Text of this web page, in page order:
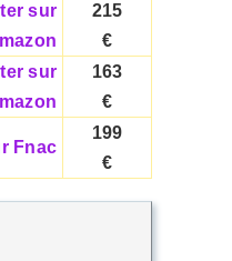
215
€
163
€
199
€